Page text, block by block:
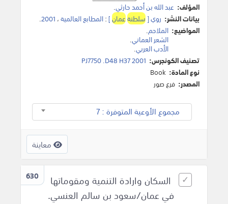
المؤلف: عبد الله بن أحمد حارثي.
بيانات النشر: روي [سلطنةعمان]
:المطابع العالمية، 2001
.
المواضيع: الملاحم.
الشعر العماني.
الأدب العربي.
تصنيف الكونجرس: PJ7750 .D48 H37 2001
نوع المادة: Book
المصدر: فرع صور
مجموع الأوعية المتوفرة : 7
معاينة
630
السكان وارادة التنمية ومقوماتها
في عمان/سعود بن سالم العنسي.